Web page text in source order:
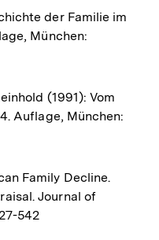
der Familie im
München:
(1991): Vom
Auflage, München:
Family Decline.
Journal of
542